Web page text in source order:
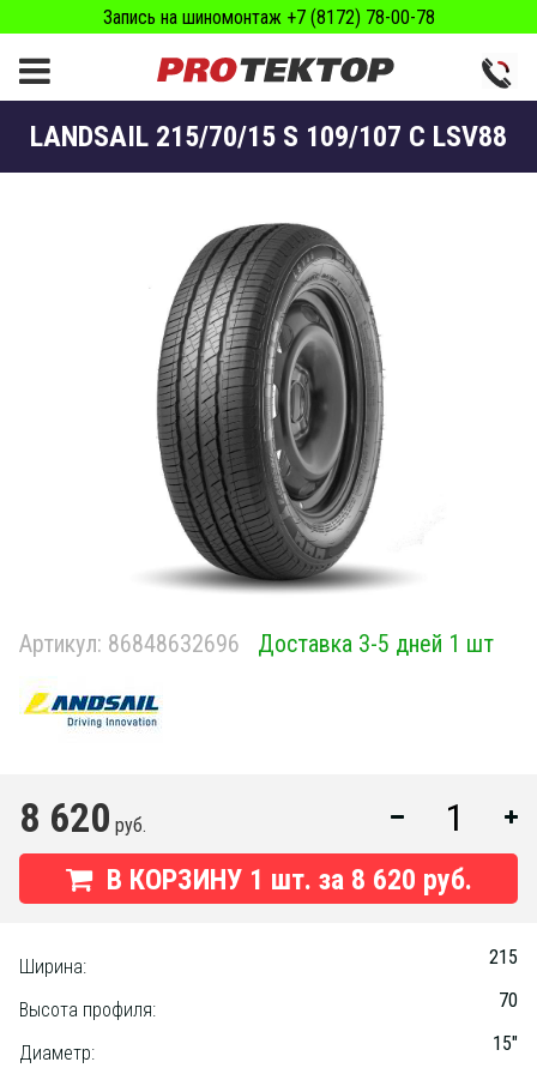
Запись на шиномонтаж +7 (8172) 78-00-78
LANDSAIL 215/70/15 S 109/107 C LSV88
Артикул: 86848632696 Доставка 3-5 дней 1 шт
8 620 руб.
В КОРЗИНУ 1 шт. за 8 620 руб.
Ширина: 215
Высота профиля: 70
Диаметр: 15"